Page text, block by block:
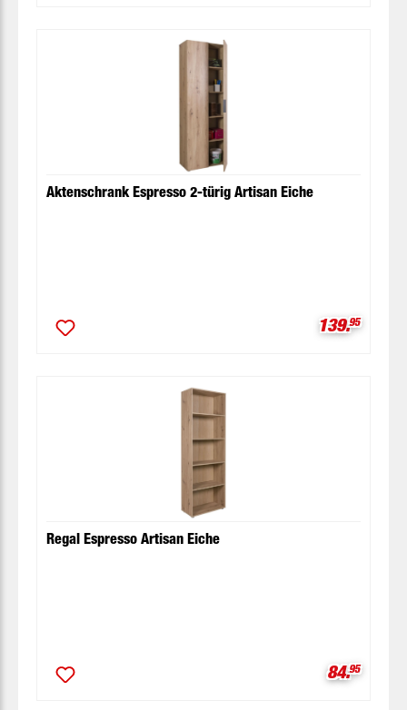
Aktenschrank Espresso 2-türig Artisan Eiche
139.95
Regal Espresso Artisan Eiche
84.95